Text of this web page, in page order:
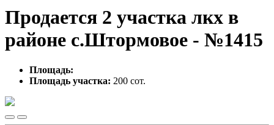
Продается 2 участка лкх в
районе с.Штормовое - №1415
Площадь:
Площадь участка: 200 сот.